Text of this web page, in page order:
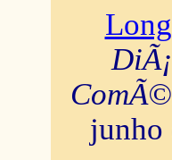
junho